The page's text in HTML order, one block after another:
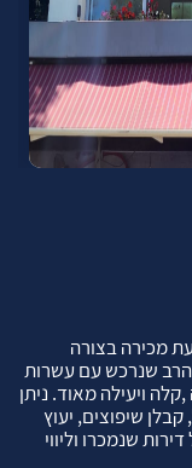
מכירה בצורה
הרב שנרכש עם עשרות
ויעילה מאוד. ניתן
שיפוצים, יעוץ
שנמכרו וליווי